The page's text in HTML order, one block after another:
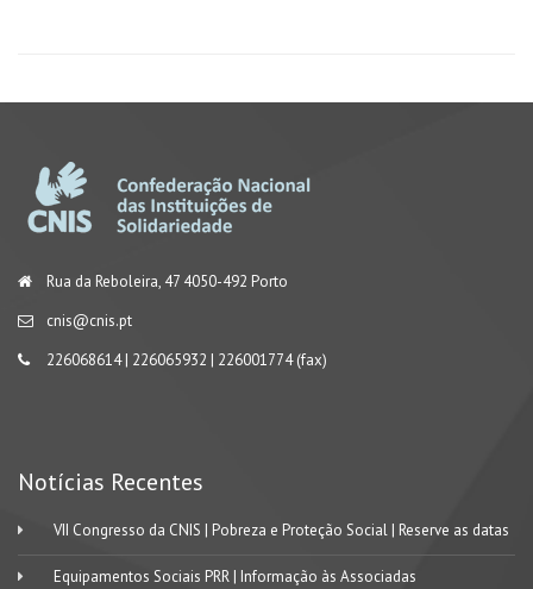
Rua da Reboleira, 47 4050-492 Porto
cnis@cnis.pt
226068614 | 226065932 | 226001774 (fax)
Notícias Recentes
VII Congresso da CNIS | Pobreza e Proteção Social | Reserve as datas
Equipamentos Sociais PRR | Informação às Associadas